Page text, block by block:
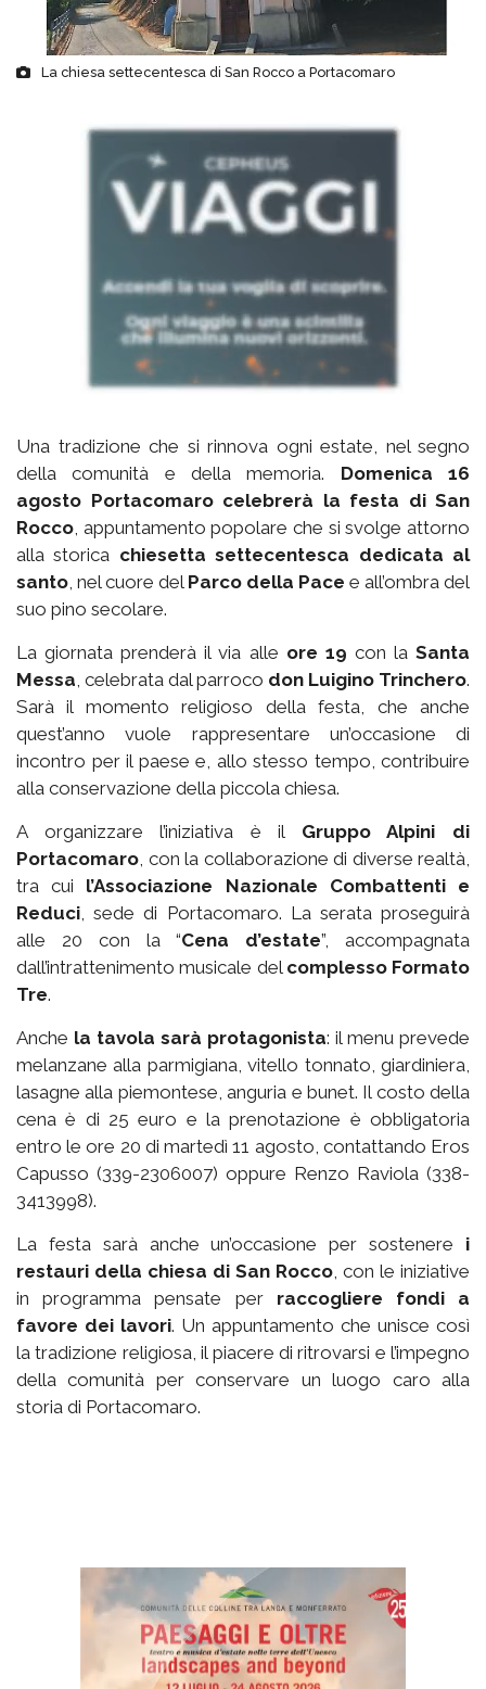
La chiesa settecentesca di San Rocco a Portacomaro
Una tradizione che si rinnova ogni estate, nel segno
della comunità e della memoria. Domenica 16
agosto Portacomaro celebrerà la festa di San
Rocco, appuntamento popolare che si svolge attorno
alla storica chiesetta settecentesca dedicata al
santo, nel cuore del Parco della Pace e all’ombra del
suo pino secolare.
La giornata prenderà il via alle ore 19 con laSanta
Messa, celebrata dal parroco don Luigino Trinchero.
Sarà il momento religioso della festa, che anche
quest’anno vuole rappresentare un’occasione di
incontro per il paese e, allo stesso tempo, contribuire
alla conservazione della piccola chiesa.
A organizzare l’iniziativa è il Gruppo Alpini di
Portacomaro, con la collaborazione di diverse realtà,
tra cui l’Associazione Nazionale Combattenti e
Reduci, sede di Portacomaro. La serata proseguirà
alle 20 con la “Cena d’estate”, accompagnata
dall’intrattenimento musicale del complesso Formato
Tre.
Anche la tavola sarà protagonista: il menu prevede
melanzane alla parmigiana, vitello tonnato, giardiniera,
lasagne alla piemontese, anguria e bunet. Il costo della
cena è di 25 euro e la prenotazione è obbligatoria
entro le ore 20 di martedì 11 agosto, contattando Eros
Capusso (339-2306007) oppure Renzo Raviola (338-
3413998).
La festa sarà anche un’occasione per sostenere i
restauri della chiesa di San Rocco, con le iniziative
in programma pensate per raccogliere fondi a
favore dei lavori. Un appuntamento che unisce così
la tradizione religiosa, il piacere di ritrovarsi e l’impegno
della comunità per conservare un luogo caro alla
storia di Portacomaro.